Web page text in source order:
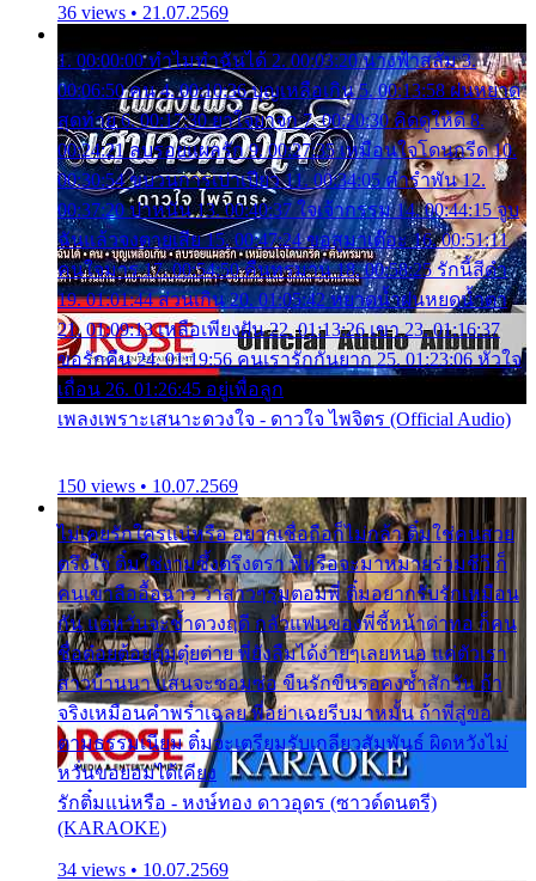
36 views • 21.07.2569
1. 00:00:00 ทำไมทำฉันได้ 2. 00:03:20 นางฟ้าสลัม 3.
00:06:50 คน 4. 00:10:36 บุญเหลือเกิน 5. 00:13:58 ฝนหยาด
สุดท้าย 6. 00:17:30 ยาใจยาจก 7. 00:20:30 คิดดูให้ดี 8.
00:24:21 ลบรอยแผลรัก 9. 00:27:35 เหมือนใจโดนกรีด 10.
00:30:54 ขบวนการเปาเปียว 11. 00:34:05 คำรำพัน 12.
00:37:20 ปาหนัน 13. 00:40:37 ใจเจ้ากรรม 14. 00:44:15 จูบ
ฉันแล้วจงตายเสีย 15. 00:47:24 ขอสูมาเต๊อะ 16. 00:51:11
คนใจมาร 17. 00:54:50 คืนทรมาน 18. 00:58:25 รักนี้สีดำ
19. 01:01:44 ส่วนเกิน 20. 01:05:42 หยาดน้ำฝนหยดน้ำตา
21. 01:09:13 เหลือเพียงฝัน 22. 01:13:26 เขา 23. 01:16:37
ขอรักคืน 24. 01:19:56 คนเรารักกันยาก 25. 01:23:06 หัวใจ
เถื่อน 26. 01:26:45 อยู่เพื่อลูก
เพลงเพราะเสนาะดวงใจ - ดาวใจ ไพจิตร (Official Audio)
150 views • 10.07.2569
ไม่เคยรักใครแน่หรือ อยากเชื่อถือก็ไม่กล้า ติ๋มใช่คนสวย
ตรึงใจ ติ๋มใช่งามซึ้งตรึงตรา พี่หรือจะมาหมายร่วมชีวี ก็
คนเขาลืออื้อฉาว ว่าสาวๆรุมตอมพี่ ติ๋มอยากรับรักเหมือน
กัน แต่หวั่นจะช้ำดวงฤดี กลัวแฟนของพี่ชี้หน้าด่าทอ ก็คน
ชื่อต๋อยต้อยตุ้มตุ๋ยต่าย พี่ยังลืมได้ง่ายๆเลยหนอ แค่ตัวเรา
สาวบ้านนา แสนจะซอมซ่อ ขืนรักขืนรอคงช้ำสักวัน ถ้า
จริงเหมือนคำพร่ำเฉลย พี่อย่าเฉยรีบมาหมั้น ถ้าพี่สู่ขอ
ตามธรรมเนียม ติ๋มจะเตรียมรับเกลียวสัมพันธ์ ผิดหวังไม่
หวั่นขอยอมได้เคียง
รักติ๋มแน่หรือ - หงษ์ทอง ดาวอุดร (ซาวด์ดนตรี)
(KARAOKE)
34 views • 10.07.2569